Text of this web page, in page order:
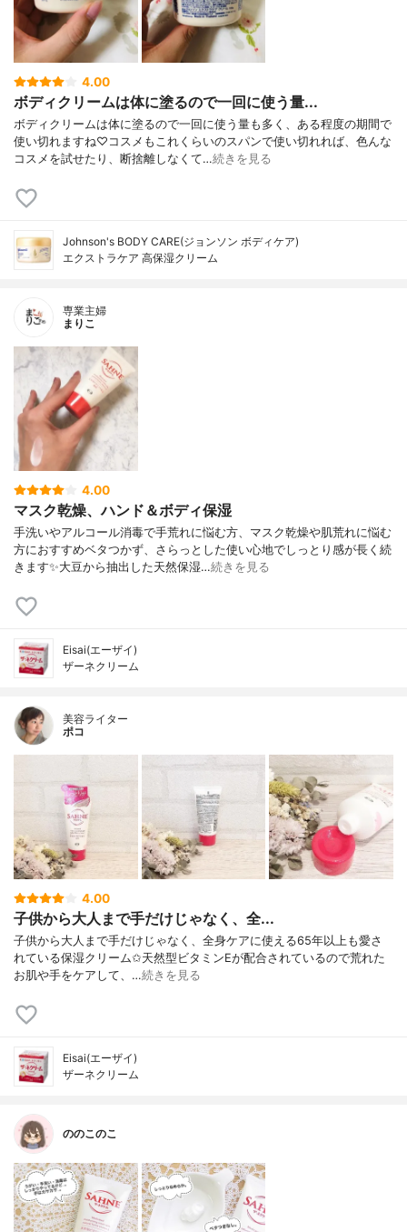
4.00
ボディクリームは体に塗るので一回に使う量...
ボディクリームは体に塗るので一回に使う量も多く、ある程度の期間で
使い切れますね♡コスメもこれくらいのスパンで使い切れれば、色んな
コスメを試せたり、断捨離しなくて…続きを見る
Johnson's BODY CARE(ジョンソン ボディケア)
エクストラケア 高保湿クリーム
専業主婦
まりこ
4.00
マスク乾燥、ハンド＆ボディ保湿
手洗いやアルコール消毒で手荒れに悩む方、マスク乾燥や肌荒れに悩む
方におすすめベタつかず、さらっとした使い心地でしっとり感が長く続
きます✨大豆から抽出した天然保湿…続きを見る
Eisai(エーザイ)
ザーネクリーム
美容ライター
ポコ
4.00
子供から大人まで手だけじゃなく、全...
子供から大人まで手だけじゃなく、全身ケアに使える65年以上も愛さ
れている保湿クリーム✩天然型ビタミンEが配合されているので荒れた
お肌や手をケアして、…続きを見る
Eisai(エーザイ)
ザーネクリーム
ののこのこ